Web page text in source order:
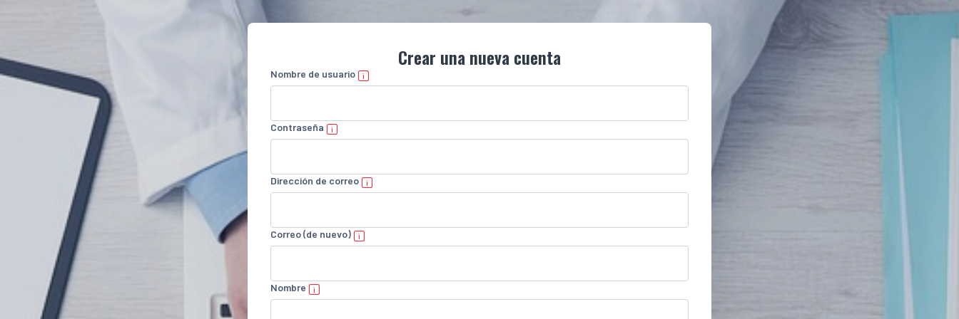
Crear una nueva cuenta
Nombre de usuario
Contraseña
Dirección de correo
Correo (de nuevo)
Nombre